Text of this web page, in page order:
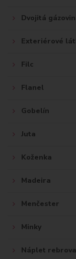
Dvojitá
Exteriérové
Filc
Flanel
Gobelín
Juta
Koženka
Madeira
Menčester
Minky
Náplet